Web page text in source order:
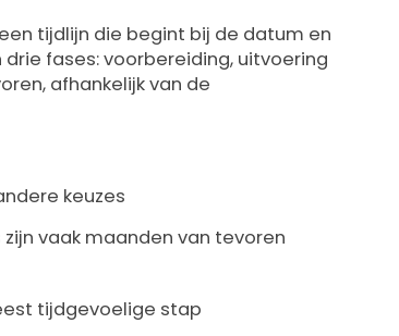
tijdlijn die begint bij de datum en
fases: voorbereiding, uitvoering
afhankelijk van de
keuzes
vaak maanden van tevoren
tijdgevoelige stap